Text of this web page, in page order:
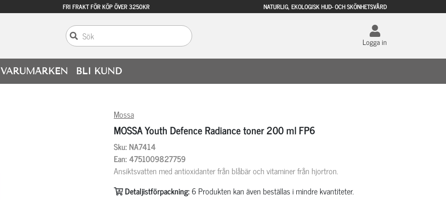
FRI FRAKT FÖR KÖP ÖVER 3250KR NATURLIG, EKOLOGISK HUD- OCH SKÖNHETSVÅRD
Logga in
VARUMÄRKEN BLI KUND
Mossa
MOSSA Youth Defence Radiance toner 200 ml FP6
Sku: NA7414
Ean: 4751009827759
Ansiktsvatten med antioxidanter från blåbär och vitaminer från hjortron.
Detaljistförpackning:6Produkten kan även beställas i mindre kvantiteter.